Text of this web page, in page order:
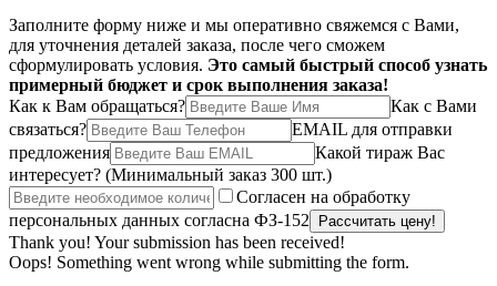
Заполните форму ниже и мы оперативно свяжемся с Вами,
для уточнения деталей заказа, после чего сможем
сформулировать условия. Это самый быстрый способ узнать
примерный бюджет и срок выполнения заказа!
Как к Вам обращаться?
Как с Вами
связаться?
EMAIL для отправки
предложения
Какой тираж Вас
интересует? (Минимальный заказ 300 шт.)
Согласен на обработку
персональных данных согласна ФЗ-152
Thank you! Your submission has been received!
Oops! Something went wrong while submitting the form.